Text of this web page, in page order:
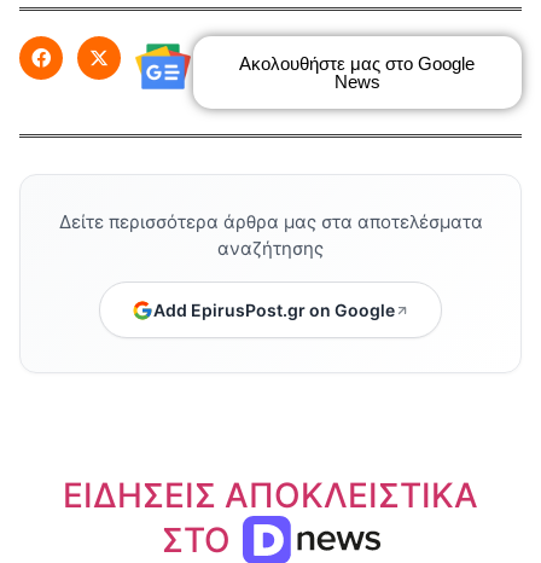
Ακολουθήστε μας στο Google
News
Δείτε περισσότερα άρθρα μας στα αποτελέσματα
αναζήτησης
Add EpirusPost.gr on Google
ΕΙΔΗΣΕΙΣ ΑΠΟΚΛΕΙΣΤΙΚΑ
ΣΤΟ